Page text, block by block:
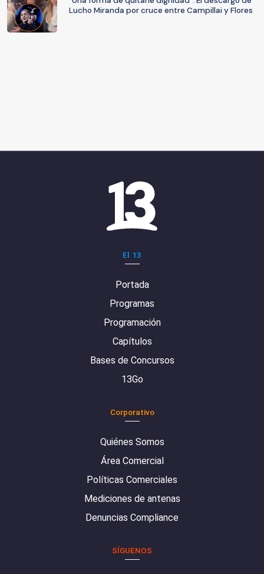
Lucho Miranda por cruce entre Campillai y Flores
El 13
Portada
Programas
Programación
Capítulos
Bases de Concursos
13Go
Corporativo
Quiénes Somos
Área Comercial
Políticas Comerciales
Mediciones de antenas
Denuncias Compliance
SÍGUENOS